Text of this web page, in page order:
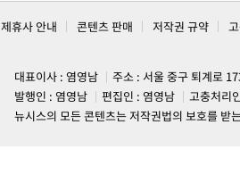
제휴사 안내 콘텐츠 판매 저작권 규약
대표이사 : 염영남
주소 : 서울 중구 퇴계로
발행인 : 염영남
편집인 : 염영남
고충처리
뉴시스의 모든 콘텐츠는 저작권법의 보호를